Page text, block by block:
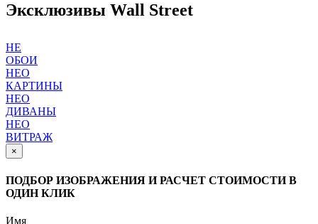
Эксклюзивы Wall Street
НЕ
ОБОИ
НЕО
КАРТИНЫ
НЕО
ДИВАНЫ
НЕО
ВИТРАЖ
×
ПОДБОР ИЗОБРАЖЕНИЯ И РАСЧЕТ СТОИМОСТИ В
ОДИН КЛИК
Имя